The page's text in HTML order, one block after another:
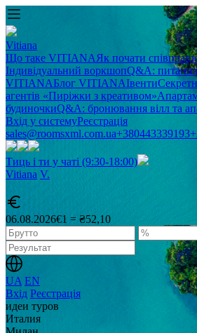
Vitiana
Що таке VITIANAЯк почати
Індивідуальний воркшопQ&A: питання
VITIANAБлог VITIANAІвенти
агентів «Пиріжки з креативом»
будиночкиQ&A: бронювання вілл та
Вхід у системуРеєстрація
sales@roomsxml.com.ua+380443339193
Тиць і ти у чаті (9:30-18:00)
Vitiana V.
06.08.2026€1 = ₴52,10
UA EN
Вхід Реєстрація
идеи туров
Италия